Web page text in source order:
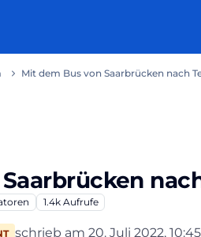
Mit dem Bus von Saarbrücken nach
1.4k Aufrufe
schrieb am 20. Juli 2022, 10:45